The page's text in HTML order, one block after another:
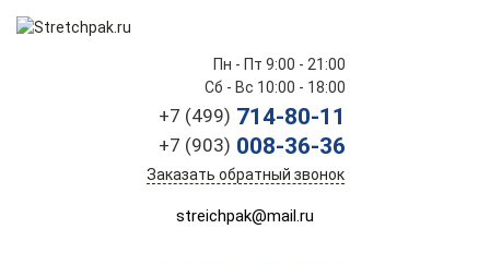
Пн - Пт 9:00 - 21:00
Сб - Вс 10:00 - 18:00
+7 (499) 714-80-11
+7 (903) 008-36-36
Заказать обратный звонок
streichpak@mail.ru